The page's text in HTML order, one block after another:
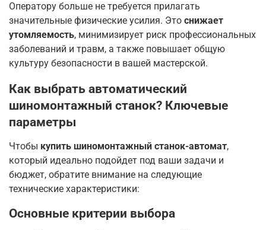
Оператору больше не требуется прилагать
значительные физические усилия. Это снижает
утомляемость, минимизирует риск профессиональных
заболеваний и травм, а также повышает общую
культуру безопасности в вашей мастерской.
Как выбрать автоматический
шиномонтажный станок? Ключевые
параметры
Чтобы купить шиномонтажный станок-автомат,
который идеально подойдет под ваши задачи и
бюджет, обратите внимание на следующие
технические характеристики:
Основные критерии выбора